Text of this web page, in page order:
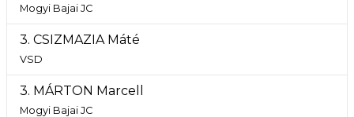
Mogyi Bajai JC
3. CSIZMAZIA Máté
VSD
3. MÁRTON Marcell
Mogyi Bajai JC